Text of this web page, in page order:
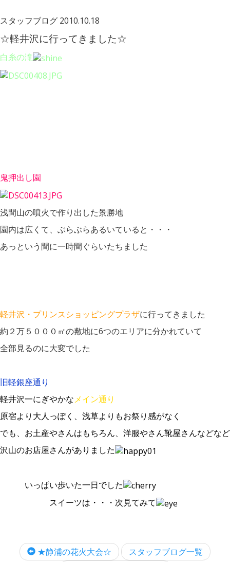
スタッフブログ 2010.10.18
☆軽井沢に行ってきました☆
白糸の滝
鬼押出し園
浅間山の噴火で作り出した景勝地
園内は広くて、ぶらぶらあるいていると・・・
あっという間に一時間ぐらいたちました
軽井沢・プリンスショッピングプラザに行ってきました
約２万５０００㎡の敷地に6つのエリアに分かれていて
全部見るのに大変でした
旧軽銀座通り
軽井沢一にぎやかなメイン通り
原宿より大人っぽく、浅草よりもお祭り感がなく
でも、お土産やさんはもちろん、洋服やさん靴屋さんなどなど
沢山のお店屋さんがありました
いっぱい歩いた一日でした
スイーツは・・・次見てみて
★静浦の花火大会☆
スタッフブログ一覧